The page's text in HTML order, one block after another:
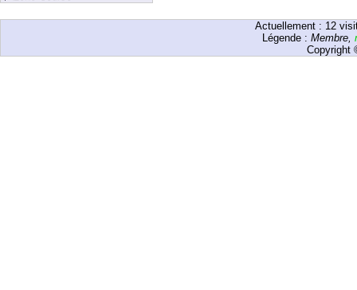
Actuellement : 12
Légende : Membre,
Copyright